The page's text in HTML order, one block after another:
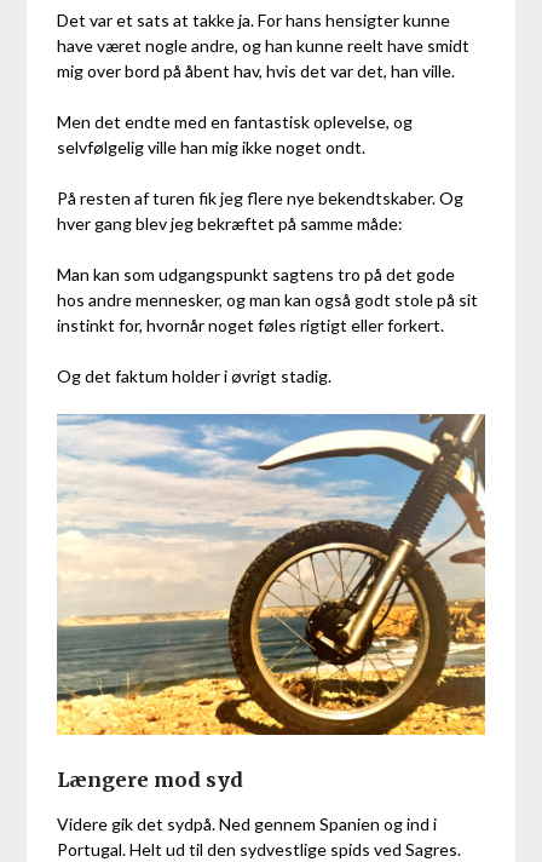
Det var et sats at takke ja. For hans hensigter kunne
have været nogle andre, og han kunne reelt have smidt
mig over bord på åbent hav, hvis det var det, han ville.
Men det endte med en fantastisk oplevelse, og
selvfølgelig ville han mig ikke noget ondt.
På resten af turen fik jeg flere nye bekendtskaber. Og
hver gang blev jeg bekræftet på samme måde:
Man kan som udgangspunkt sagtens tro på det gode
hos andre mennesker, og man kan også godt stole på sit
instinkt for, hvornår noget føles rigtigt eller forkert.
Og det faktum holder i øvrigt stadig.
Længere mod syd
Videre gik det sydpå. Ned gennem Spanien og ind i
Portugal. Helt ud til den sydvestlige spids ved Sagres.